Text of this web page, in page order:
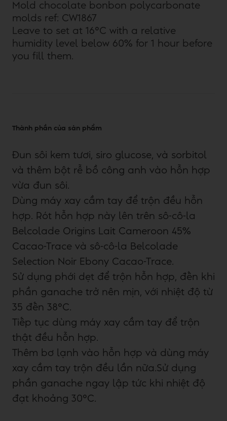
Mold chocolate bonbon polycarbonate
molds ref: CW1867
Leave to set at 16°C with a relative
humidity level below 60% for 1 hour before
you fill them.
Thành phần của sản phẩm
Đun sôi kem tươi, siro glucose, và sorbitol
và thêm bột rễ bồ công anh vào hỗn hợp
vừa đun sôi.
Dùng máy xay cầm tay để trộn đều hỗn
hợp. Rót hỗn hợp này lên trên sô-cô-la
Belcolade Origins Lait Cameroon 45%
Cacao-Trace và sô-cô-la Belcolade
Selection Noir Ebony Cacao-Trace.
Sử dụng phới dẹt để trộn hỗn hợp, đến khi
phần ganache trở nên mịn, với nhiệt độ từ
35 đến 38°C.
Tiếp tục dùng máy xay cầm tay để trộn
thật đều hỗn hợp.
Thêm bơ lạnh vào hỗn hợp và dùng máy
xay cầm tay trộn đều lần nữa.Sử dụng
phần ganache ngay lập tức khi nhiệt độ
đạt khoảng 30°C.